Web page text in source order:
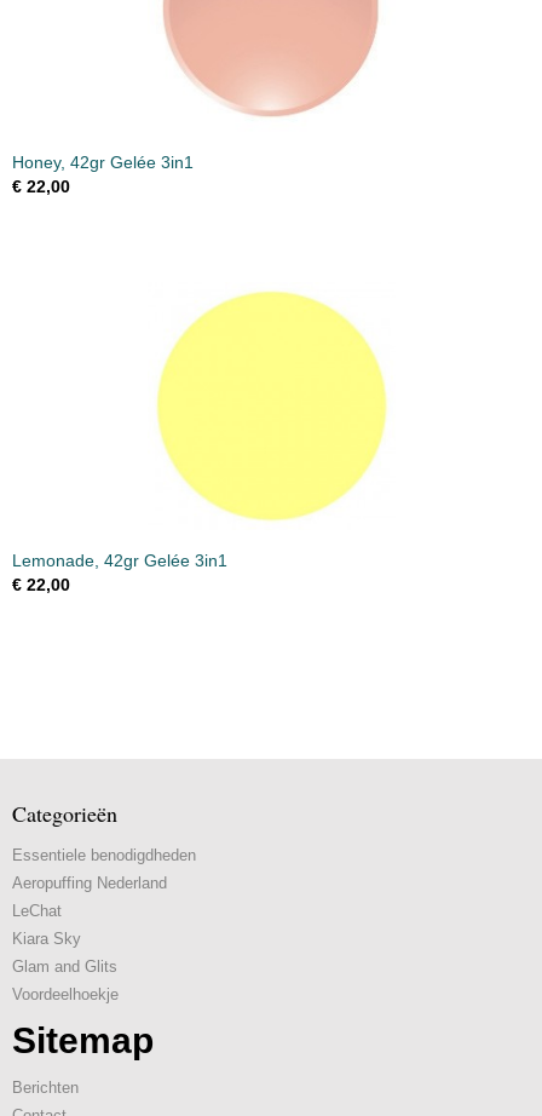
Honey, 42gr Gelée 3in1
€ 22,00
Lemonade, 42gr Gelée 3in1
€ 22,00
Categorieën
Essentiele benodigdheden
Aeropuffing Nederland
LeChat
Kiara Sky
Glam and Glits
Voordeelhoekje
Sitemap
Berichten